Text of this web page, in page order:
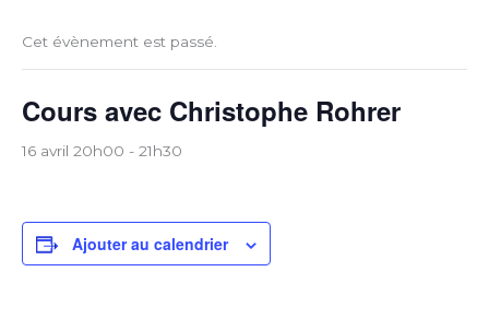
Cet évènement est passé.
Cours avec Christophe Rohrer
16 avril 20h00 - 21h30
Ajouter au calendrier